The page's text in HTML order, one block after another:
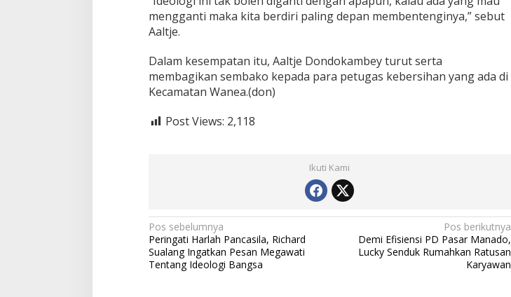
mengganti maka kita berdiri paling depan membentenginya,” sebut
Aaltje.
Dalam kesempatan itu, Aaltje Dondokambey turut serta
membagikan sembako kepada para petugas kebersihan yang ada di
Kecamatan Wanea.(don)
Post Views: 2,118
Ikuti Kami
N
a
v
Pos sebelumnya
Peringati Harlah Pancasila, Richard
Sualang Ingatkan Pesan Megawati
Tentang Ideologi Bangsa
Pos berikutnya
Demi Efisiensi PD Pasar Manado,
Lucky Senduk Rumahkan Ratusan
Karyawan